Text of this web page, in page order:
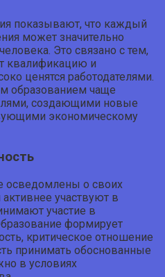
показывают, что каждый
может значительно
Это связано с тем,
квалификацию и
ценятся работодателями.
образованием чаще
создающими новые
экономическому
осведомлены о своих
активнее участвуют в
участие в
формирует
критическое отношение
принимать обоснованные
в условиях